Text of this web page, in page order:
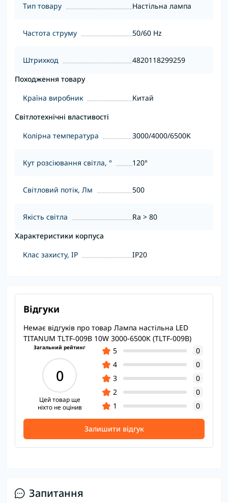
Тип товару Настільна лампа
Частота струму 50/60 Hz
Штрихкод
4820118299259
Походження товару
Країна виробник
Китай
Світлотехнічні властивості
Колірна температура
3000/4000/6500K
Кут розсіювання світла, ° 120°
Світловий потік, Лм 500
Якість світла
Ra > 80
Характеристики корпуса
Клас захисту, IP
IP20
Відгуки
Немає відгуків про товар Лампа настiльна LED
TITANUM TLTF-009B 10W 3000-6500K (TLTF-009B)
Загальний рейтинг
0
Цей товар ще
ніхто не оцінив
5
0
4
0
3
0
2
0
1
0
Залишити відгук
Запитання